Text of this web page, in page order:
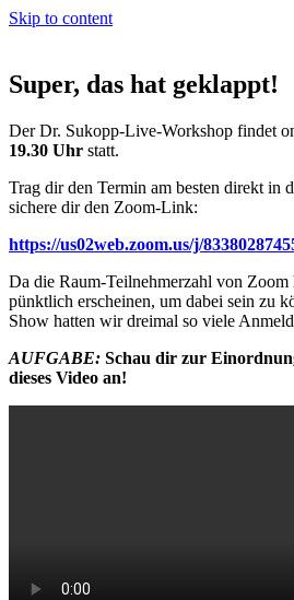
Skip to content
Super, das hat geklappt!
Der Dr. Sukopp-Live-Workshop findet
19.30 Uhr statt.
Trag dir den Termin am besten direkt in
sichere dir den Zoom-Link:
https://us02web.zoom.us/j/
Da die Raum-Teilnehmerzahl von Zoom
pünktlich erscheinen, um dabei sein zu
Show hatten wir dreimal so viele
AUFGABE: Schau dir zur
dieses Video an!